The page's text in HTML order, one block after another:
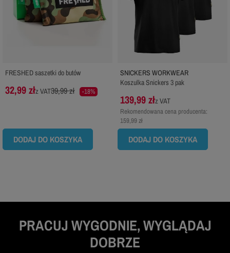
FRESHED saszetki do butów
32,99 złz VAT39,99 zł -18%
DODAJ DO KOSZYKA
SNICKERS WORKWEAR
Koszulka Snickers 3 pak
139,99 złz VAT
Rekomendowana cena producenta:
159,99 zł
DODAJ DO KOSZYKA
PRACUJ WYGODNIE, WYGLĄDAJ
DOBRZE